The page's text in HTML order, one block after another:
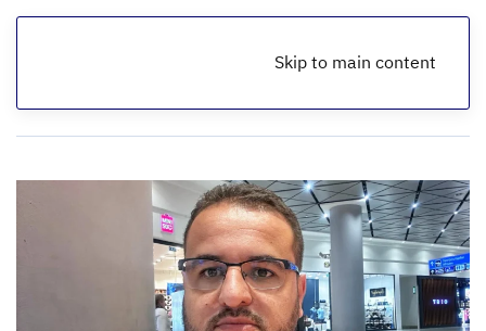
Skip to main content
الرئيسية